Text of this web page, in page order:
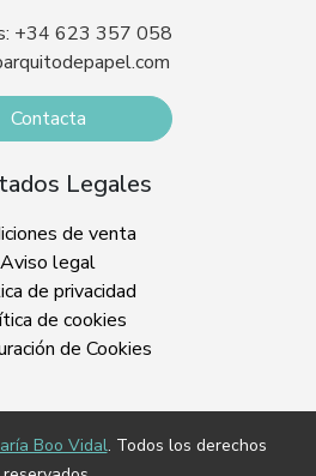
+34 623 357 058
Contacta
Legales
de venta
Aviso legal
de privacidad
de cookies
de Cookies
Boo Vidal. Todos los derechos